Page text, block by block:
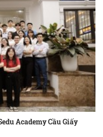
Academy Cầu Giấy